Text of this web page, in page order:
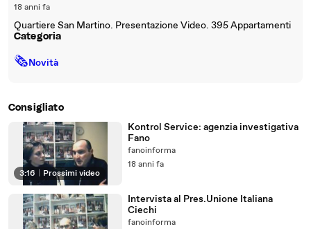
18 anni fa
Quartiere San Martino. Presentazione Video. 395 Appartamenti
Categoria
🗞Novità
Consigliato
3:16 Prossimi video
Kontrol Service: agenzia investigativa
Fano
fanoinforma
18 anni fa
Intervista al Pres.Unione Italiana
Ciechi
fanoinforma